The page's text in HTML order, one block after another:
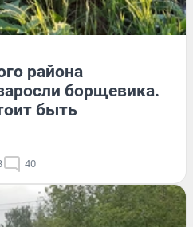
района
борщевика.
быть
40